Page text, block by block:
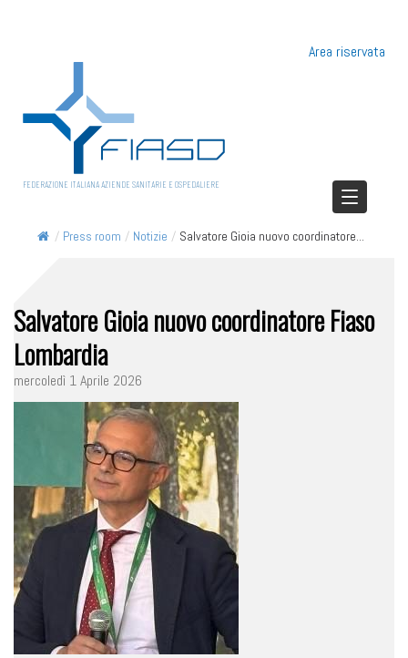
Area riservata
FEDERAZIONE ITALIANA AZIENDE SANITARIE E OSPEDALIERE
/ Press room / Notizie / Salvatore Gioia nuovo coordinatore...
Salvatore Gioia nuovo coordinatore Fiaso
Lombardia
mercoledì 1 Aprile 2026